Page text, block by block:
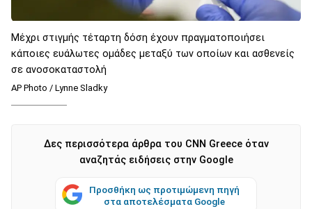
Μέχρι στιγμής τέταρτη δόση έχουν πραγματοποιήσει
κάποιες ευάλωτες ομάδες μεταξύ των οποίων και ασθενείς
σε ανοσοκαταστολή
AP Photo / Lynne Sladky
Δες περισσότερα άρθρα του CNN Greece όταν
αναζητάς ειδήσεις στην Google
Προσθήκη ως προτιμώμενη πηγή
στα αποτελέσματα Google